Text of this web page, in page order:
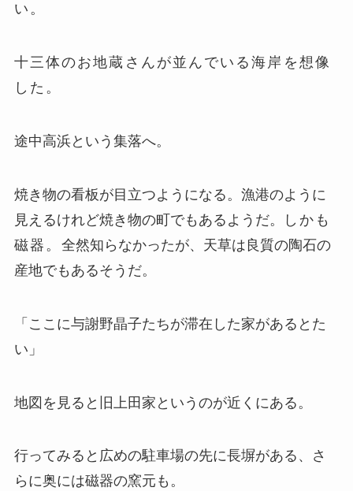
い。
十三体のお地蔵さんが並んでいる海岸を想像
した。
途中高浜という集落へ。
焼き物の看板が目立つようになる。漁港のように
見えるけれど焼き物の町でもあるようだ。
しかも
磁器。全然知らなかったが、天草は良質の陶石の
産地でもあるそうだ。
「ここに与謝野晶子たちが滞在した家があるとた
い」
地図を見ると旧上田家というのが近くにある。
行ってみると広めの駐車場の先に長塀がある、さ
らに奥には磁器の窯元も。